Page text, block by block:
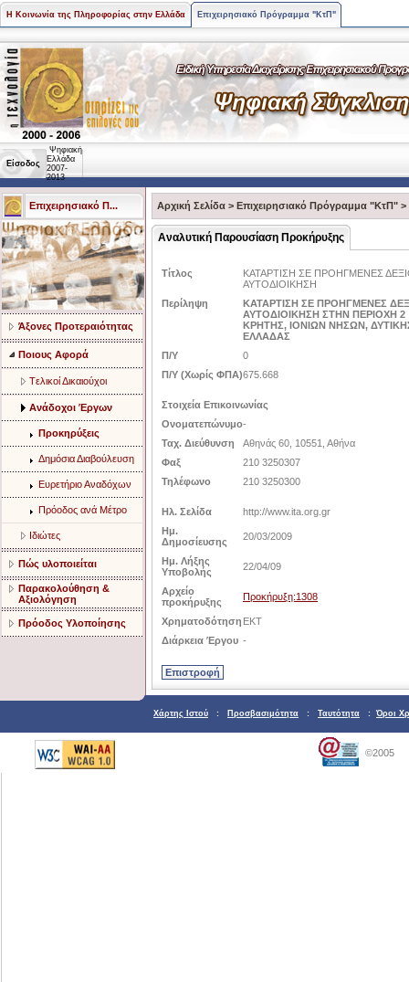
Η Κοινωνία της Πληροφορίας στην Ελλάδα Επιχειρησιακό Πρόγραμμα "ΚτΠ"
Είσοδος
Ψηφιακή
Ελλάδα
2007-
2013
Επιχειρησιακό Π...
Άξονες Προτεραιότητας
Ποιους Αφορά
Tελικοί Δικαιούχοι
Ανάδοχοι Έργων
Προκηρύξεις
Δημόσια Διαβούλευση
Ευρετήριο Αναδόχων
Πρόοδος ανά Μέτρο
Ιδιώτες
Πώς υλοποιείται
Παρακολούθηση &
Αξιολόγηση
Πρόοδος Υλοποίησης
Αρχική Σελίδα > Επιχειρησιακό Πρόγραμμα "ΚτΠ" >
Αναλυτική Παρουσίαση Προκήρυξης
Τίτλος
ΚΑΤΑΡΤΙΣΗ ΣΕ ΠΡΟΗΓΜΕΝΕΣ
ΑΥΤΟΔΙΟΙΚΗΣΗ
Περίληψη
ΚΑΤΑΡΤΙΣΗ ΣΕ ΠΡΟΗΓΜΕΝΕΣ
ΑΥΤΟΔΙΟΙΚΗΣΗ ΣΤΗΝ ΠΕΡΙΟΧΗ 2
ΚΡΗΤΗΣ, ΙΟΝΙΩΝ ΝΗΣΩΝ,
ΕΛΛΑΔΑΣ
Π/Υ
0
Π/Υ (Χωρίς ΦΠΑ)675.668
Στοιχεία Επικοινωνίας
Ονοματεπώνυμο-
Ταχ. Διεύθυνση
Αθηνάς 60, 10551, Αθήνα
Φαξ
210 3250307
Τηλέφωνο
210 3250300
Ηλ. Σελίδα
http://www.ita.org.gr
Ημ.
Δημοσίευσης
20/03/2009
Ημ. Λήξης
Υποβολής
22/04/09
Αρχείο
προκήρυξης
Προκήρυξη:1308
Χρηματοδότηση ΕΚΤ
Διάρκεια Έργου -
Χάρτης Ιστού : Προσβασιμότητα : Ταυτότητα : Όροι
©2005